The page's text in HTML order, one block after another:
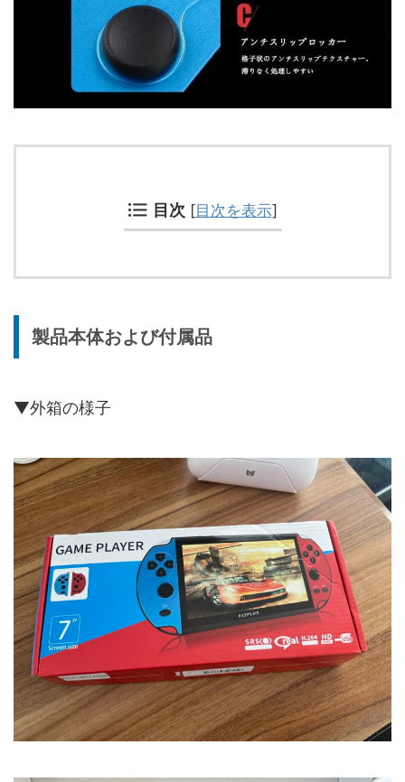
目次 [目次を表示]
製品本体および付属品
▼外箱の様子